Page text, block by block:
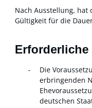
Nach Ausstellung, hat
Gültigkeit für die
Erforderliche
Die
erbringenden
deutschen